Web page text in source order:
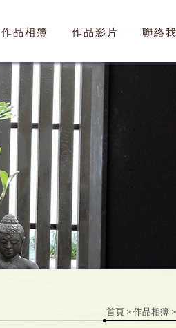
作品相簿 作品影片 聯絡
首頁> 作品相簿>